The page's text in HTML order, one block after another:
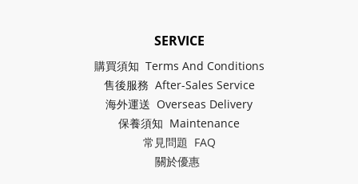
SERVICE
購買須知 Terms And Conditions
售後服務 After-Sales Service
海外運送 Overseas Delivery
保養須知 Maintenance
常見問題 FAQ
關於優惠